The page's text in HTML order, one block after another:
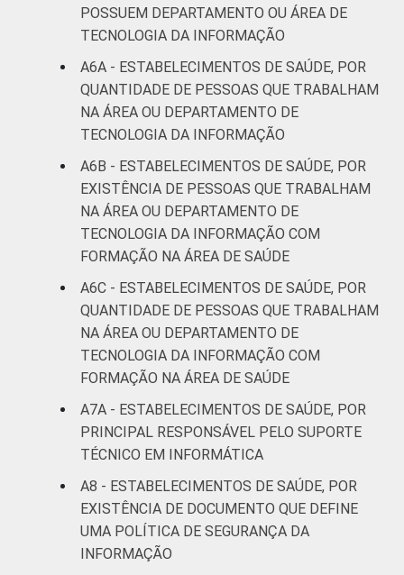
POSSUEM DEPARTAMENTO OU ÁREA DE
TECNOLOGIA DA INFORMAÇÃO
A6A - ESTABELECIMENTOS DE SAÚDE, POR
QUANTIDADE DE PESSOAS QUE TRABALHAM
NA ÁREA OU DEPARTAMENTO DE
TECNOLOGIA DA INFORMAÇÃO
A6B - ESTABELECIMENTOS DE SAÚDE, POR
EXISTÊNCIA DE PESSOAS QUE TRABALHAM
NA ÁREA OU DEPARTAMENTO DE
TECNOLOGIA DA INFORMAÇÃO COM
FORMAÇÃO NA ÁREA DE SAÚDE
A6C - ESTABELECIMENTOS DE SAÚDE, POR
QUANTIDADE DE PESSOAS QUE TRABALHAM
NA ÁREA OU DEPARTAMENTO DE
TECNOLOGIA DA INFORMAÇÃO COM
FORMAÇÃO NA ÁREA DE SAÚDE
A7A - ESTABELECIMENTOS DE SAÚDE, POR
PRINCIPAL RESPONSÁVEL PELO SUPORTE
TÉCNICO EM INFORMÁTICA
A8 - ESTABELECIMENTOS DE SAÚDE, POR
EXISTÊNCIA DE DOCUMENTO QUE DEFINE
UMA POLÍTICA DE SEGURANÇA DA
INFORMAÇÃO